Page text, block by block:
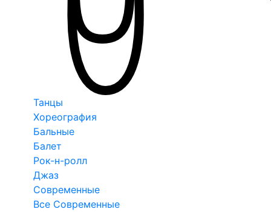
Танцы
Хореография
Бальные
Балет
Рок-н-ролл
Джаз
Современные
Все Современные